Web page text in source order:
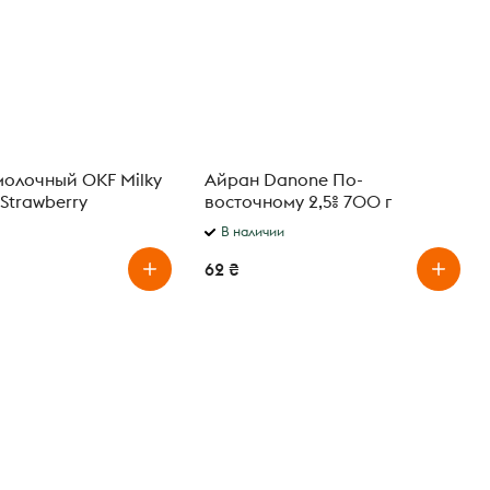
OKF Milky
0,25 л
Айран Danone По-
восточному 2,5% 700 г
В наличии
62 ₴